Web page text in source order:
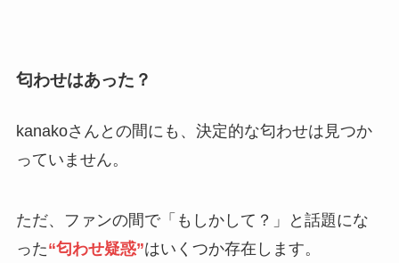
匂わせはあった？
kanakoさんとの間にも、決定的な匂わせは見つか
っていません。
ただ、ファンの間で「もしかして？」と話題にな
った“匂わせ疑惑”はいくつか存在します。